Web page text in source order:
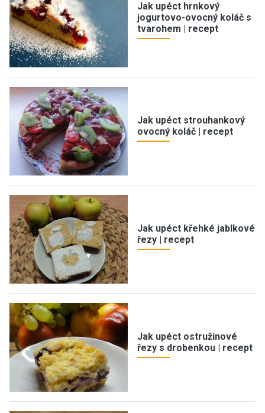
Jak upéct hrnkový
jogurtovo-ovocný koláč s
tvarohem | recept
Jak upéct strouhankový
ovocný koláč | recept
Jak upéct křehké jablkové
řezy | recept
Jak upéct ostružinové
řezy s drobenkou | recept